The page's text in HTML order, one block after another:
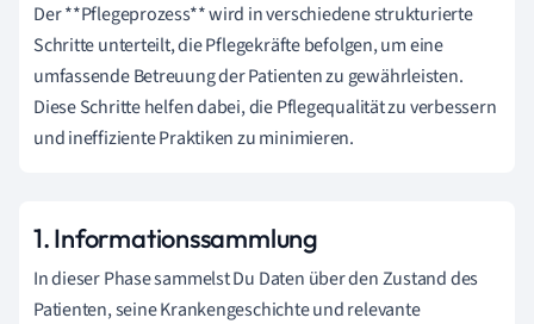
Der **Pflegeprozess** wird in verschiedene strukturierte
Schritte unterteilt, die Pflegekräfte befolgen, um eine
umfassende Betreuung der Patienten zu gewährleisten.
Diese Schritte helfen dabei, die Pflegequalität zu verbessern
und ineffiziente Praktiken zu minimieren.
1. Informationssammlung
In dieser Phase sammelst Du Daten über den Zustand des
Patienten, seine Krankengeschichte und relevante